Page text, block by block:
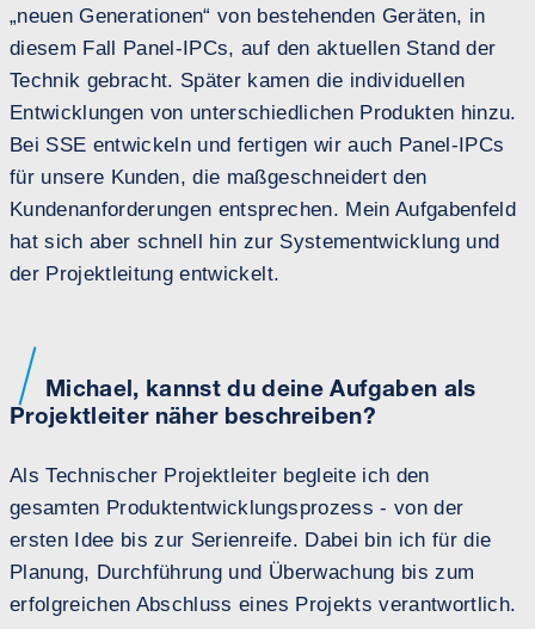
„neuen Generationen“ von bestehenden Geräten, in
diesem Fall Panel-IPCs, auf den aktuellen Stand der
Technik gebracht. Später kamen die individuellen
Entwicklungen von unterschiedlichen Produkten hinzu.
Bei SSE entwickeln und fertigen wir auch Panel-IPCs
für unsere Kunden, die maßgeschneidert den
Kundenanforderungen entsprechen. Mein Aufgabenfeld
hat sich aber schnell hin zur Systementwicklung und
der Projektleitung entwickelt.
Michael, kannst du deine Aufgaben als
Projektleiter näher beschreiben?
Als Technischer Projektleiter begleite ich den
gesamten Produktentwicklungsprozess - von der
ersten Idee bis zur Serienreife. Dabei bin ich für die
Planung, Durchführung und Überwachung bis zum
erfolgreichen Abschluss eines Projekts verantwortlich.